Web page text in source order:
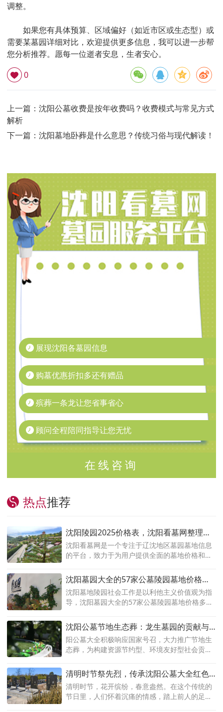
调整。
如果您有具体预算、区域偏好（如近市区或生态型）或
需要某墓园详细对比，欢迎提供更多信息，我可以进一步帮
您分析推荐。愿每一位逝者安息，生者安心。
0
上一篇： 沈阳公墓收费是按年收费吗？收费模式与常见方式
解析
下一篇： 沈阳墓地卧葬是什么意思？传统习俗与现代解读！
展现沈阳各墓园信息
购墓优惠折扣多还有赠品
殡葬一条龙让您省事省心
顾问全程陪同指导让您无忧
在线咨询
热点推荐
沈阳陵园2025价格表，沈阳看墓网整理辽
沈地区各大陵园墓地价格大全方便市民选
购陵园！
沈阳看墓网是一个专注于辽沈地区墓园墓地信息
的平台，致力于为用户提供全面的墓地价格和相
阳看墓网整理了详细的墓地价格大全，涵盖了沈
阳、抚顺、本溪、辽阳、铁岭等城市的主要墓地
选择。
沈阳墓园大全的57家公墓陵园墓地价格多
少
沈阳墓地陵园社会工作是以利他主义价值观为指
导，沈阳墓园大全的57家公墓陵园墓地价格多
用专业化的社会工作服务对殡葬从业人员和丧亲
者开展心理援助和情绪疏导。
沈阳公墓节地生态葬：龙生墓园的贡献与
力量
阳公墓大全积极响应国家号召，大力推广节地生
态葬，为构建资源节约型、环境友好型社会贡献
讨沈阳公墓节地生态葬的发展现状、意义以及未
来展望。
清明时节祭先烈，传承沈阳公墓大全红色
文化
​清明时节，花开缤纷，春意盎然。在这个传统的
节日里，人们怀着沉痛的情感，踏上前人的足